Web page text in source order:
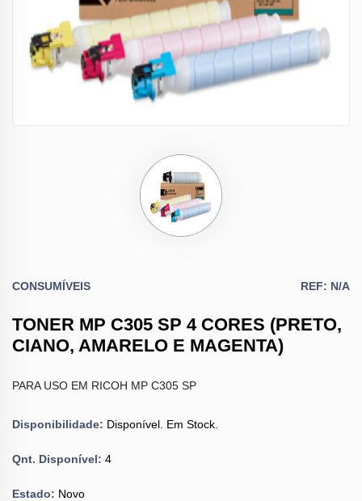
CONSUMÍVEIS REF: N/A
TONER MP C305 SP 4 CORES (PRETO,
CIANO, AMARELO E MAGENTA)
PARA USO EM RICOH MP C305 SP
Disponibilidade: Disponível. Em Stock.
Qnt. Disponível: 4
Estado: Novo